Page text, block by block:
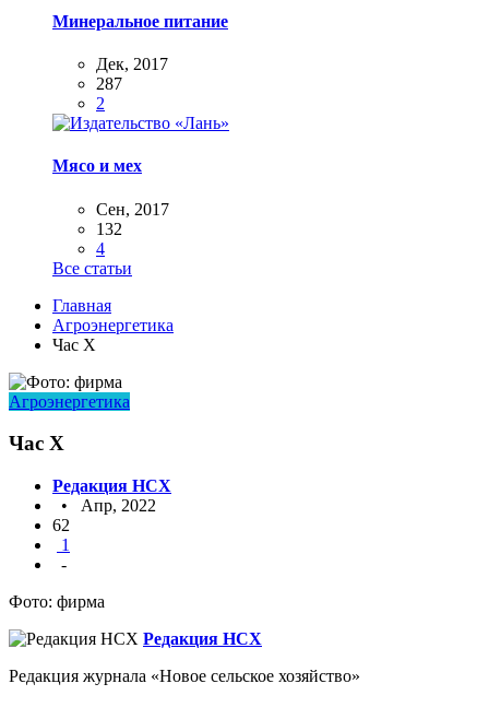
Минеральное питание
Дек, 2017
287
2
Мясо и мех
Сен, 2017
132
4
Все статьи
Главная
Агроэнергетика
Час Х
Агроэнергетика
Час Х
Редакция НСХ
• Апр, 2022
62
1
-
Фото: фирма
Редакция НСХ
Редакция журнала «Новое сельское хозяйство»